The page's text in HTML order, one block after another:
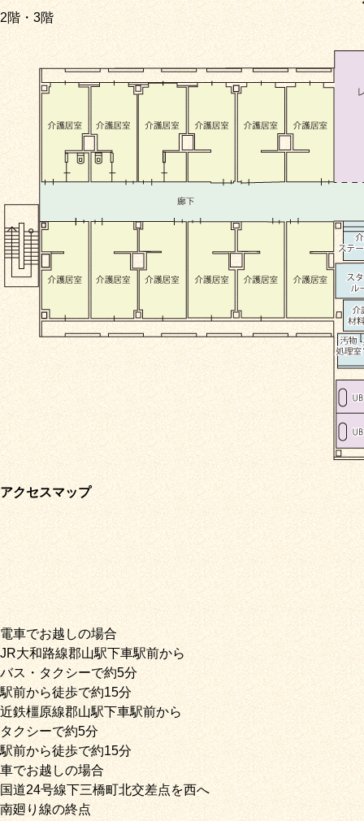
2階・3階
アクセスマップ
電車でお越しの場合
JR大和路線郡山駅下車駅前から
バス・タクシーで約5分
駅前から徒歩で約15分
近鉄橿原線郡山駅下車駅前から
タクシーで約5分
駅前から徒歩で約15分
車でお越しの場合
国道24号線下三橋町北交差点を西へ
南廻り線の終点